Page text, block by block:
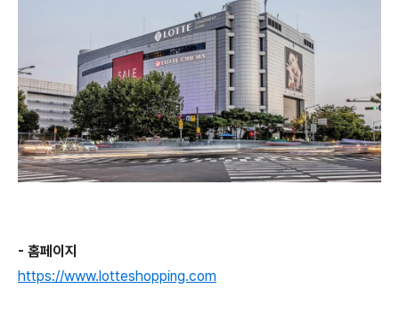
- 홈페이지
https://www.lotteshopping.com